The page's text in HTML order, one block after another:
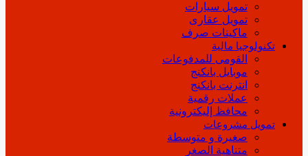
تمويل سيارات
تمويل عقارى
ماكينات صرف
تكنولوجيا مالية
القومى للمدفوعات
موبايل بانكنج
انترنت بانكنج
عملات رقمية
محافظ إليكترونية
تمويل مشروعات
صغيرة و متوسطة
متناهية الصغر